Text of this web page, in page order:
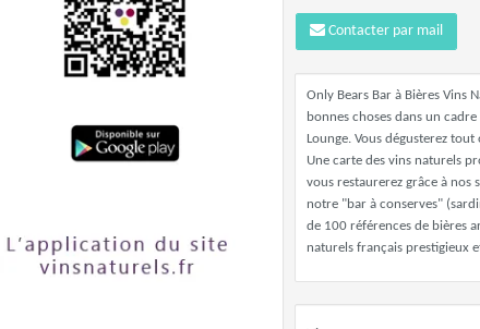
Contacter par mail
Only Bears Bar à Bières Vins
bonnes choses dans un
Lounge. Vous dégusterez
Une carte des vins naturels
vous restaurerez grâce à nos
notre "bar à conserves"
de 100 références de bières
naturels français prestigieux